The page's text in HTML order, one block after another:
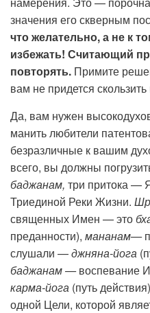
значения его скверным
что желательно, а не к
избежать! Считающий
повторять. Примите
вам не придется
Да, вам нужен
манить любители
безразличные к вашим
всего, вы должны
баджанам, три притока —
Триединой Реки Жизни.
священных Имен — это
преданности), мананам—
слушали —джняна-йога
баджанам —воспевание
карма-йога (путь
одной Цели, которой